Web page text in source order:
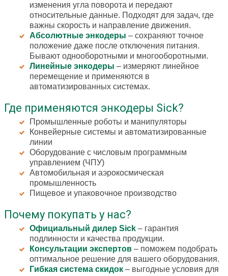
изменения угла поворота и передают
относительные данные. Подходят для задач, где
важны скорость и направление движения.
Абсолютные энкодеры – сохраняют точное
положение даже после отключения питания.
Бывают однооборотными и многооборотными.
Линейные энкодеры – измеряют линейное
перемещение и применяются в
автоматизированных системах.
Где применяются энкодеры Sick?
Промышленные роботы и манипуляторы
Конвейерные системы и автоматизированные
линии
Оборудование с числовым программным
управлением (ЧПУ)
Автомобильная и аэрокосмическая
промышленность
Пищевое и упаковочное производство
Почему покупать у нас?
Официальный дилер Sick – гарантия
подлинности и качества продукции.
Консультации экспертов – поможем подобрать
оптимальное решение для вашего оборудования.
Гибкая система скидок – выгодные условия для